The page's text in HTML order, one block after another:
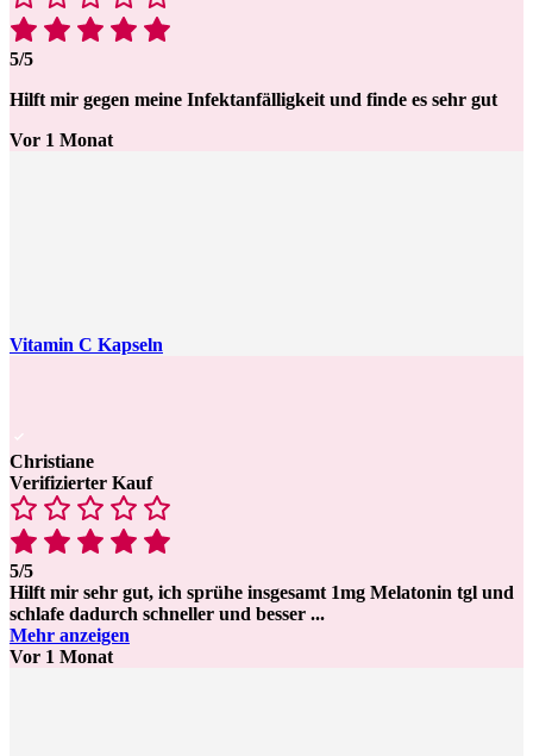
5/5
Hilft mir gegen meine Infektanfälligkeit und finde es sehr gut
Vor 1 Monat
Vitamin C Kapseln
Christiane
Verifizierter Kauf
5/5
Hilft mir sehr gut, ich sprühe insgesamt 1mg Melatonin tgl und
schlafe dadurch schneller und besser ...
Mehr anzeigen
Vor 1 Monat